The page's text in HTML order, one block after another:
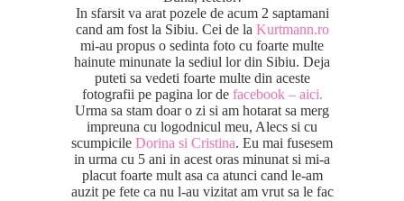
In sfarsit va arat pozele de acum 2 saptamani
cand am fost la Sibiu. Cei de la Kurtmann.ro
mi-au propus o sedinta foto cu foarte multe
hainute minunate la sediul lor din Sibiu. Deja
puteti sa vedeti foarte multe din aceste
fotografii pe pagina lor de facebook – aici.
Urma sa stam doar o zi si am hotarat sa merg
impreuna cu logodnicul meu, Alecs si cu
scumpicile Dorina si Cristina. Eu mai fusesem
in urma cu 5 ani in acest oras minunat si mi-a
placut foarte mult asa ca atunci cand le-am
auzit pe fete ca nu l-au vizitat am vrut sa le fac